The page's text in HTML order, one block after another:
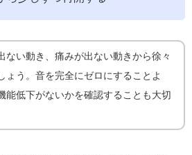
ない動き、痛みが出ない動きから徐々
ょう。音を完全にゼロにすることよ
能低下がないかを確認することも大切